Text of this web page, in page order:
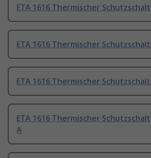
ETA 1616 Thermischer
ETA 1616 Thermischer
ETA 1616 Thermischer
ETA 1616 Thermischer
A